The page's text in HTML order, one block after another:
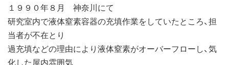
１９９０年８月 神奈川にて
研究室内で液体窒素容器の充填作業をしていたところ、担
当者が不在とり
過充填などの理由により液体窒素がオーバーフローし、気
化した屋内雰囲気